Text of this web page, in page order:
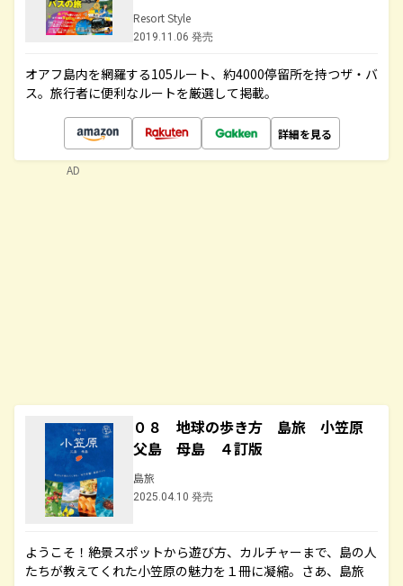
Resort Style
2019.11.06 発売
オアフ島内を網羅する105ルート、約4000停留所を持つザ・バ
ス。旅行者に便利なルートを厳選して掲載。
詳細を見る
０８ 地球の歩き方 島旅 小笠原
父島 母島 ４訂版
島旅
2025.04.10 発売
ようこそ！絶景スポットから遊び方、カルチャーまで、島の人
たちが教えてくれた小笠原の魅力を１冊に凝縮。さあ、島旅
AD